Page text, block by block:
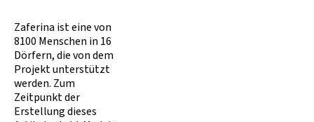
Zaferina ist eine von
8100 Menschen in 16
Dörfern, die von dem
Projekt unterstützt
werden. Zum
Zeitpunkt der
Erstellung dieses